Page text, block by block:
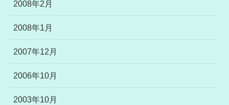
2008年2月
2008年1月
2007年12月
2006年10月
2003年10月